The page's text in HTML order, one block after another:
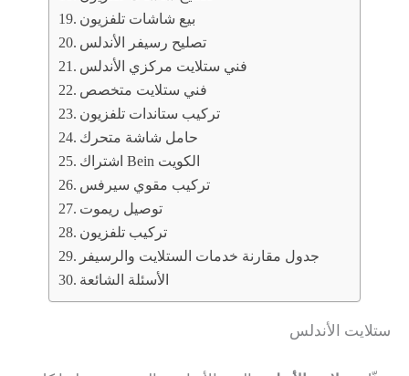
بيع شاشات تلفزيون
تصليح رسيفر الأندلس
فني ستلايت مركزي الأندلس
فني ستلايت متخصص
تركيب ستاندات تلفزيون
حامل شاشة متحرك
اشتراك Bein الكويت
تركيب مقوي سيرفس
توصيل ريموت
تركيب تلفزيون
جدول مقارنة خدمات الستلايت والرسيفر
الأسئلة الشائعة
ستلايت الأندلس